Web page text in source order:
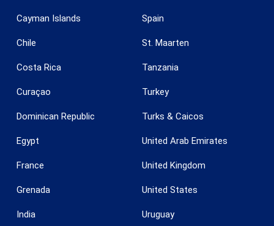
Cayman Islands
Chile
Costa Rica
Curaçao
Dominican Republic
Egypt
France
Grenada
India
Spain
St. Maarten
Tanzania
Turkey
Turks & Caicos
United Arab Emirates
United Kingdom
United States
Uruguay